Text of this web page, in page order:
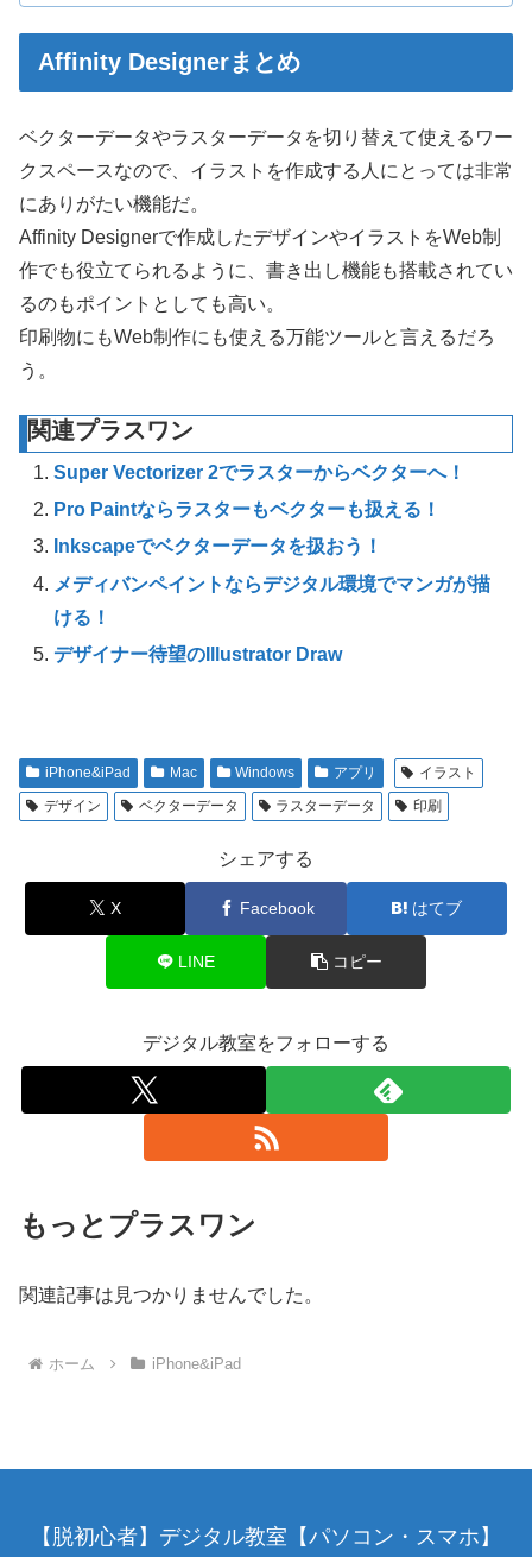
Affinity Designerまとめ
ベクターデータやラスターデータを切り替えて使えるワー
クスペースなので、イラストを作成する人にとっては非常
にありがたい機能だ。
Affinity Designerで作成したデザインやイラストをWeb制
作でも役立てられるように、書き出し機能も搭載されてい
るのもポイントとしても高い。
印刷物にもWeb制作にも使える万能ツールと言えるだろ
う。
関連プラスワン
Super Vectorizer 2でラスターからベクターへ！
Pro Paintならラスターもベクターも扱える！
Inkscapeでベクターデータを扱おう！
メディバンペイントならデジタル環境でマンガが描
ける！
デザイナー待望のIllustrator Draw
iPhone&iPad Mac Windows アプリ
イラスト
デザイン
ベクターデータ ラスターデータ 印刷
シェアする
X Facebook はてブ
LINE コピー
デジタル教室をフォローする
もっとプラスワン
関連記事は見つかりませんでした。
ホーム iPhone&iPad
【脱初心者】デジタル教室【パソコン・スマホ】